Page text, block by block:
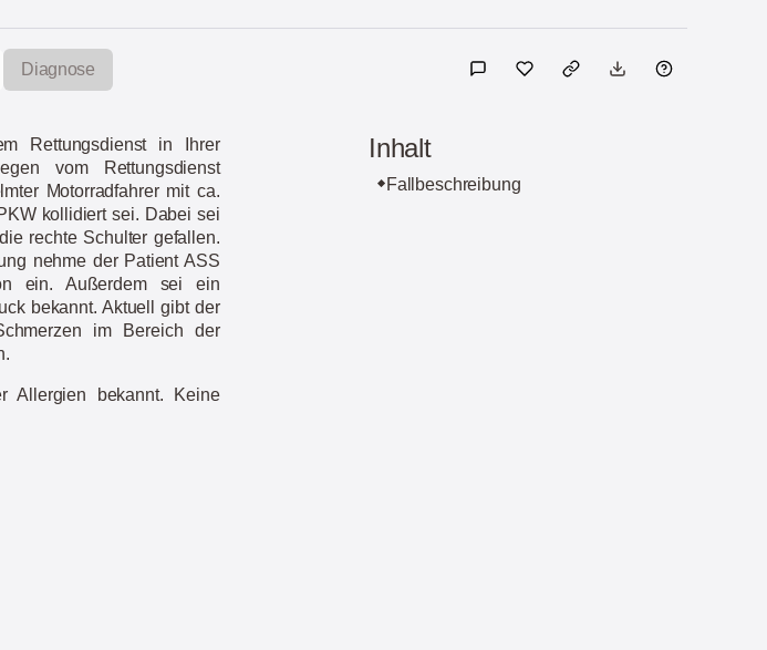
Diagnose
Rettungsdienst in Ihrer
vom Rettungsdienst
Motorradfahrer mit ca.
kollidiert sei. Dabei sei
rechte Schulter gefallen.
nehme der Patient ASS
ein. Außerdem sei ein
bekannt. Aktuell gibt der
im Bereich der
Allergien bekannt. Keine
Inhalt
Fallbeschreibung